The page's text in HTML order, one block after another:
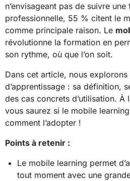
n’envisageant pas de suivre
professionnelle, 55 % citent le
comme principale raison.​ Le
révolutionne la formation en
son rythme, où que l’on soit.
Dans cet article, nous
d’apprentissage : sa définition,
des cas concrets d’utilisation.
vous saurez si le mobile
comment l’adopter !
Points à retenir :
Le mobile learning permet
tout moment avec une